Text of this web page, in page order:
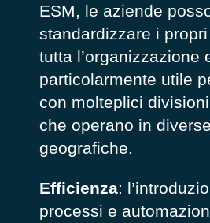
ESM, le aziende
standardizzare i
tutta l’organizzazione
particolarmente utile
con molteplici
che operano in
geografiche.
Efficienza:
processi e